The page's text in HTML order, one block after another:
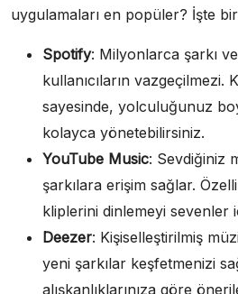
uygulamaları en popüler? İşte
Spotify: Milyonlarca şarkı
kullanıcıların vazgeçilmezi.
sayesinde, yolculuğunuz
kolayca yönetebilirsiniz.
YouTube Music: Sevdiğiniz
şarkılara erişim sağlar.
kliplerini dinlemeyi sevenler
Deezer: Kişiselleştirilmiş
yeni şarkılar keşfetmenizi
alışkanlıklarınıza göre